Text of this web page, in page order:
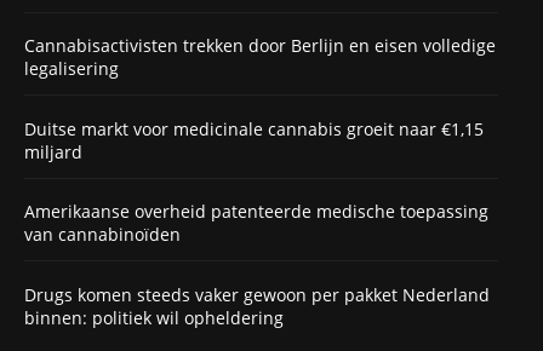
Cannabisactivisten trekken door Berlijn en eisen volledige
legalisering
Duitse markt voor medicinale cannabis groeit naar €1,15
miljard
Amerikaanse overheid patenteerde medische toepassing
van cannabinoïden
Drugs komen steeds vaker gewoon per pakket Nederland
binnen: politiek wil opheldering